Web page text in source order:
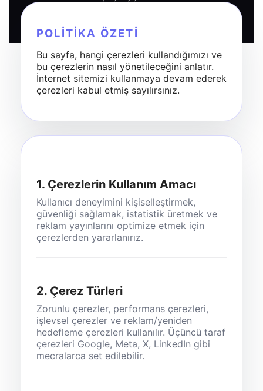
POLITIKA ÖZETI
Bu sayfa, hangi çerezleri kullandığımızı ve
bu çerezlerin nasıl yönetileceğini anlatır.
İnternet sitemizi kullanmaya devam ederek
çerezleri kabul etmiş sayılırsınız.
1. Çerezlerin Kullanım Amacı
Kullanıcı deneyimini kişiselleştirmek,
güvenliği sağlamak, istatistik üretmek ve
reklam yayınlarını optimize etmek için
çerezlerden yararlanırız.
2. Çerez Türleri
Zorunlu çerezler, performans çerezleri,
işlevsel çerezler ve reklam/yeniden
hedefleme çerezleri kullanılır. Üçüncü taraf
çerezleri Google, Meta, X, LinkedIn gibi
mecralarca set edilebilir.